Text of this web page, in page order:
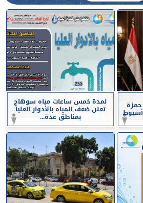
لمدة خمس ساعات مياه سوهاج
تعلن ضعف المياه بالأدوار العليا
بمناطق عدة...